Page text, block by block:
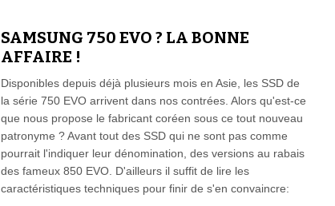
SAMSUNG 750 EVO ? LA BONNE
AFFAIRE !
Disponibles depuis déjà plusieurs mois en Asie, les SSD de
la série 750 EVO arrivent dans nos contrées. Alors qu'est-ce
que nous propose le fabricant coréen sous ce tout nouveau
patronyme ? Avant tout des SSD qui ne sont pas comme
pourrait l'indiquer leur dénomination, des versions au rabais
des fameux 850 EVO. D'ailleurs il suffit de lire les
caractéristiques techniques pour finir de s'en convaincre: